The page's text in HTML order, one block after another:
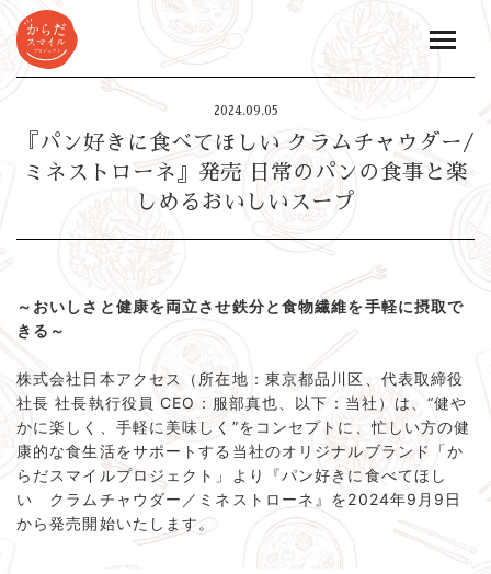
toggle
2024.09.05
『パン好きに食べてほしい クラムチャウダー/
ミネストローネ』発売 日常のパンの食事と楽
しめるおいしいスープ
～おいしさと健康を両立させ鉄分と食物繊維を手軽に摂取で
きる～
株式会社日本アクセス（所在地：東京都品川区、代表取締役
社長 社長執行役員 CEO：服部真也、以下：当社）は、“健や
かに楽しく、手軽に美味しく”をコンセプトに、忙しい方の健
康的な食生活をサポートする当社のオリジナルブランド「か
らだスマイルプロジェクト」より『パン好きに食べてほし
い クラムチャウダー／ミネストローネ』を2024年9月9日
から発売開始いたします。